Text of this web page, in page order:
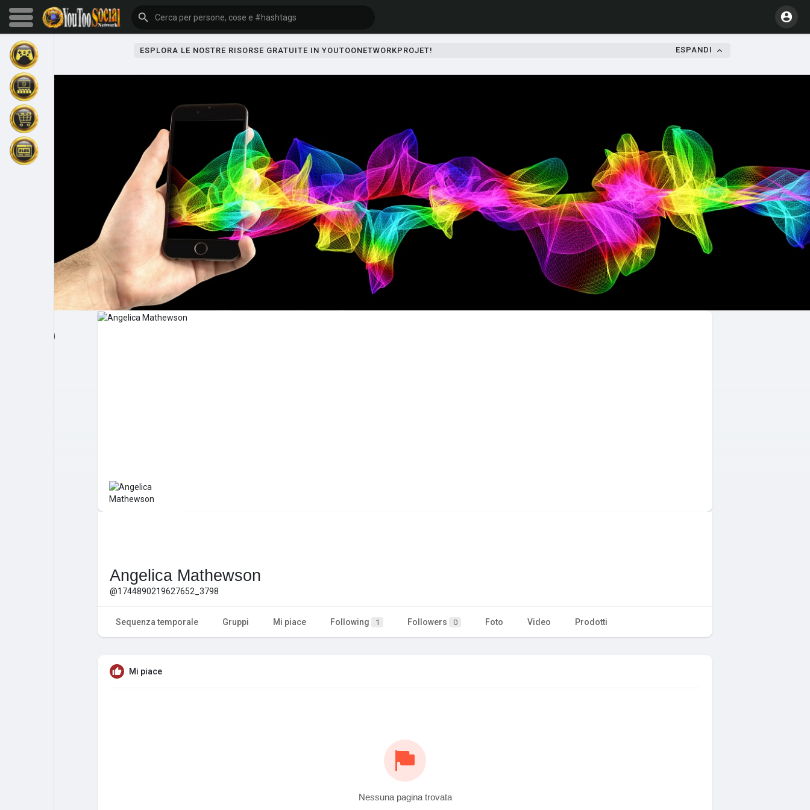
Sfoglia gli eventi
Esplorare
Post popolari Giochi
ESPLORA LE NOSTRE RISORSE GRATUITE IN YOUTOONETWORKPROJET! ESPANDI
Angelica Mathewson
@1744890219627652_3798
Sequenza temporale Gruppi Mi piace Following 1 Followers 0 Foto Video Prodotti
Mi piace
Nessuna pagina trovata